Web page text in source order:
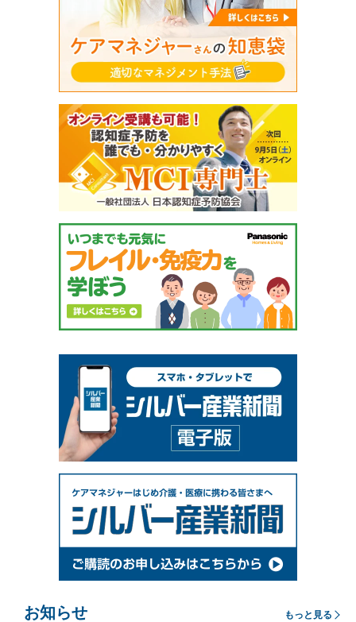
お知らせ もっと見る